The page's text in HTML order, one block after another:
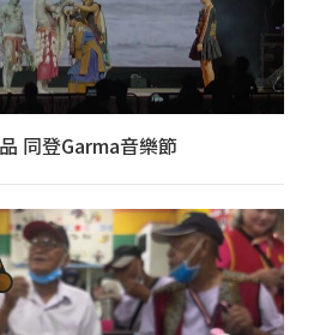
同登Garma音樂節